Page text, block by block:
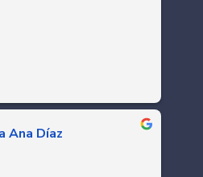
Ana Díaz